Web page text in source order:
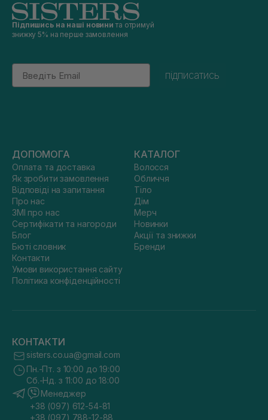
Підпишись на наші новини та отримуй
знижку 5% на перше замовлення
Email
підписатись
ДОПОМОГА
Оплата та доставка
Як зробити замовлення
Відповіді на запитання
Про нас
ЗМІ про нас
Сертифікати та нагороди
Блог
Бюті словник
Контакти
Умови використання сайту
Політика конфіденційності
КАТАЛОГ
Волосся
Обличчя
Тіло
Дім
Мерч
Новинки
Акції та знижки
Бренди
КОНТАКТИ
sisters.co.ua@gmail.com
Пн.-Пт. з 10:00 до 19:00
Сб.-Нд. з 11:00 до 18:00
Менеджер
+38 (097) 612-54-81
+38 (097) 788-12-88